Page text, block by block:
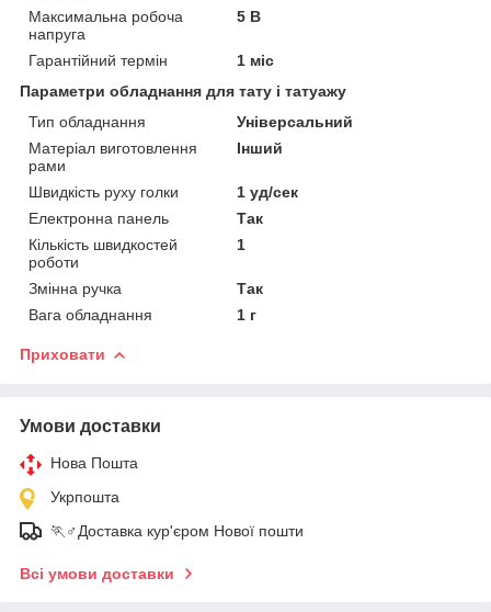
Максимальна робоча
напруга
5 В
Гарантійний термін
1 міс
Параметри обладнання для тату і татуажу
Тип обладнання
Універсальний
Матеріал виготовлення
рами
Інший
Швидкість руху голки
1 уд/сек
Електронна панель
Так
Кількість швидкостей
роботи
1
Змінна ручка
Так
Вага обладнання
1 г
Приховати
Умови доставки
Нова Пошта
Укрпошта
🏃♂️Доставка кур'єром Нової пошти
Всі умови доставки